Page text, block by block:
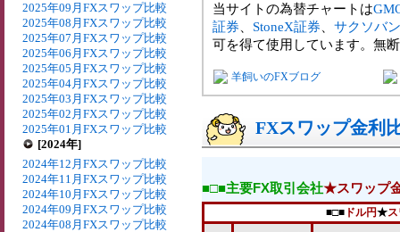
2025年09月FXスワップ比較
2025年08月FXスワップ比較
2025年07月FXスワップ比較
2025年06月FXスワップ比較
2025年05月FXスワップ比較
2025年04月FXスワップ比較
2025年03月FXスワップ比較
2025年02月FXスワップ比較
2025年01月FXスワップ比較
[2024年]
2024年12月FXスワップ比較
2024年11月FXスワップ比較
2024年10月FXスワップ比較
2024年09月FXスワップ比較
2024年08月FXスワップ比較
当サイトの為替チャートは
証券
StoneX証券
サクソバ
可を得て使用しています。無
羊飼いのFXブログ
FXスワップ金利
■□■主要FX取引会社★スワップ
■□■ ドル円★